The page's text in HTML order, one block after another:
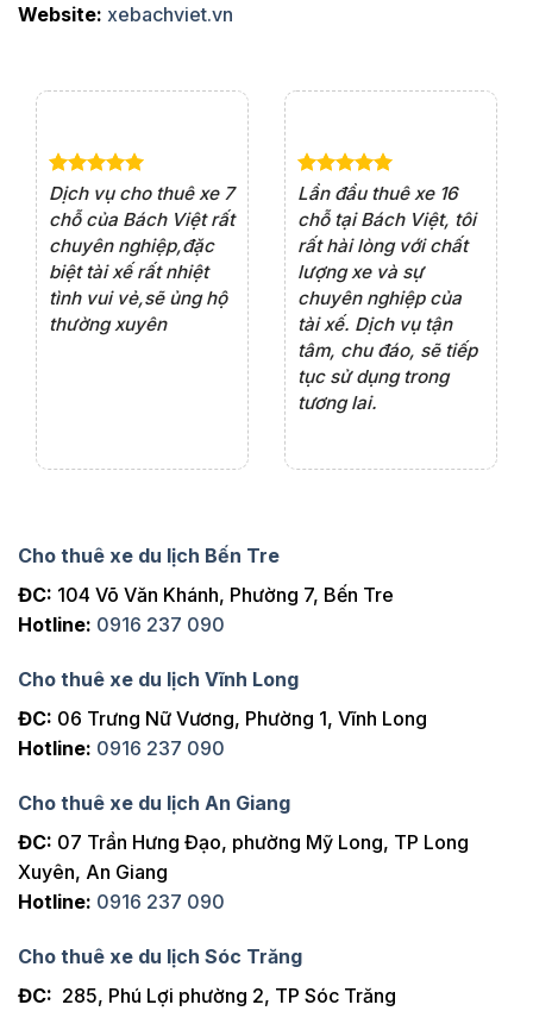
Website: xebachviet.vn
Dịch vụ cho thuê xe 7
chỗ của Bách Việt rất
chuyên nghiệp,đặc
biệt tài xế rất nhiệt
tình vui vẻ,sẽ ủng hộ
thường xuyên
Lần đầu thuê xe 16
chỗ tại Bách Việt, tôi
rất hài lòng với chất
lượng xe và sự
chuyên nghiệp của
tài xế. Dịch vụ tận
tâm, chu đáo, sẽ tiếp
tục sử dụng trong
tương lai.
Cho thuê xe du lịch Bến Tre
ĐC: 104 Võ Văn Khánh, Phường 7, Bến Tre
Hotline: 0916 237 090
Cho thuê xe du lịch Vĩnh Long
ĐC: 06 Trưng Nữ Vương, Phường 1, Vĩnh Long
Hotline: 0916 237 090
Cho thuê xe du lịch An Giang
ĐC: 07 Trần Hưng Đạo, phường Mỹ Long, TP Long
Xuyên, An Giang
Hotline: 0916 237 090
Cho thuê xe du lịch Sóc Trăng
ĐC: 285, Phú Lợi phường 2, TP Sóc Trăng